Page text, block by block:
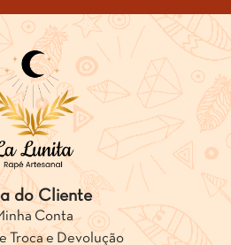
do Cliente
Conta
Troca e Devolução